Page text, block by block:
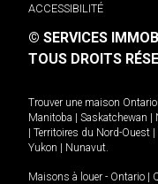
ACCESSIBILITÉ
© SERVICES
TOUS DROITS
Trouver une maison Ontario
Manitoba | Saskatchewan |
| Territoires du Nord-Ouest |
Yukon | Nunavut
Maisons à louer - Ontario |